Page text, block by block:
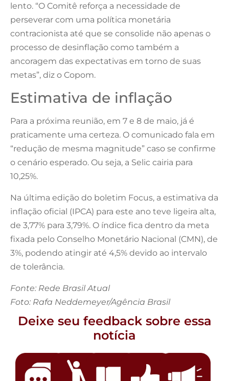
lento. “O Comitê reforça a necessidade de
perseverar com uma política monetária
contracionista até que se consolide não apenas o
processo de desinflação como também a
ancoragem das expectativas em torno de suas
metas”, diz o Copom.
Estimativa de inflação
Para a próxima reunião, em 7 e 8 de maio, já é
praticamente uma certeza. O comunicado fala em
“redução de mesma magnitude” caso se confirme
o cenário esperado. Ou seja, a Selic cairia para
10,25%.
Na última edição do boletim Focus, a estimativa da
inflação oficial (IPCA) para este ano teve ligeira alta,
de 3,77% para 3,79%. O índice fica dentro da meta
fixada pelo Conselho Monetário Nacional (CMN), de
3%, podendo atingir até 4,5% devido ao intervalo
de tolerância.
Fonte: Rede Brasil Atual
Foto: Rafa Neddemeyer/Agência Brasil
Deixe seu feedback sobre essa
notícia